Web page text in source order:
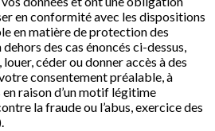
en conformité avec les dispositions
en matière de protection des
des cas énoncés ci-dessus,
louer, céder ou donner accès à des
consentement préalable, à
raison d’un motif légitime
la fraude ou l’abus, exercice des